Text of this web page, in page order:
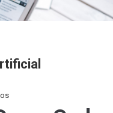
en